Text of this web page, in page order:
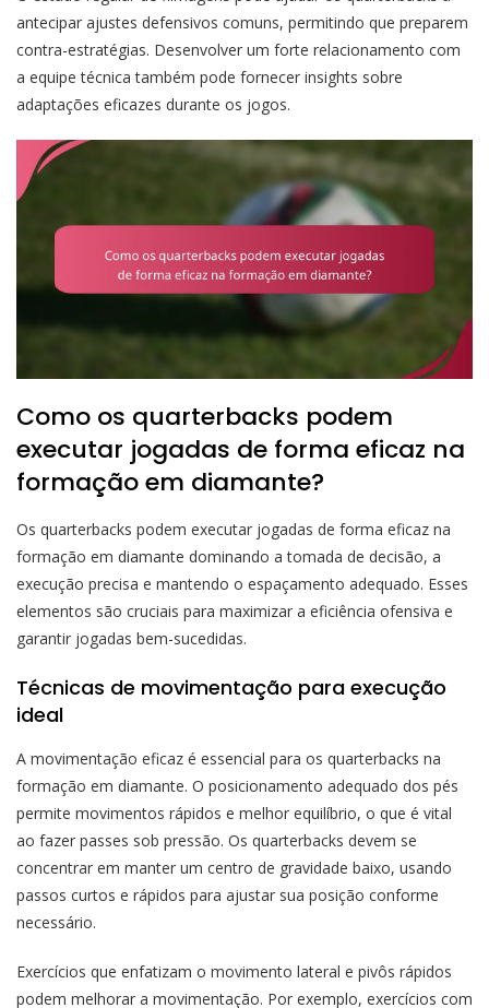
antecipar ajustes defensivos comuns, permitindo que preparem
contra-estratégias. Desenvolver um forte relacionamento com
a equipe técnica também pode fornecer insights sobre
adaptações eficazes durante os jogos.
Como os quarterbacks podem
executar jogadas de forma eficaz na
formação em diamante?
Os quarterbacks podem executar jogadas de forma eficaz na
formação em diamante dominando a tomada de decisão, a
execução precisa e mantendo o espaçamento adequado. Esses
elementos são cruciais para maximizar a eficiência ofensiva e
garantir jogadas bem-sucedidas.
Técnicas de movimentação para execução
ideal
A movimentação eficaz é essencial para os quarterbacks na
formação em diamante. O posicionamento adequado dos pés
permite movimentos rápidos e melhor equilíbrio, o que é vital
ao fazer passes sob pressão. Os quarterbacks devem se
concentrar em manter um centro de gravidade baixo, usando
passos curtos e rápidos para ajustar sua posição conforme
necessário.
Exercícios que enfatizam o movimento lateral e pivôs rápidos
podem melhorar a movimentação. Por exemplo, exercícios com